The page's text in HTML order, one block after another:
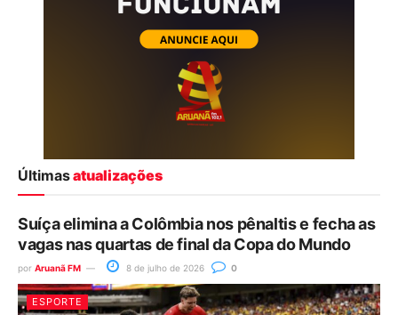
Últimasatualizações
Suíça elimina a Colômbia nos pênaltis e fecha as
vagas nas quartas de final da Copa do Mundo
por Aruanã FM 8 de julho de 2026 0
ESPORTE